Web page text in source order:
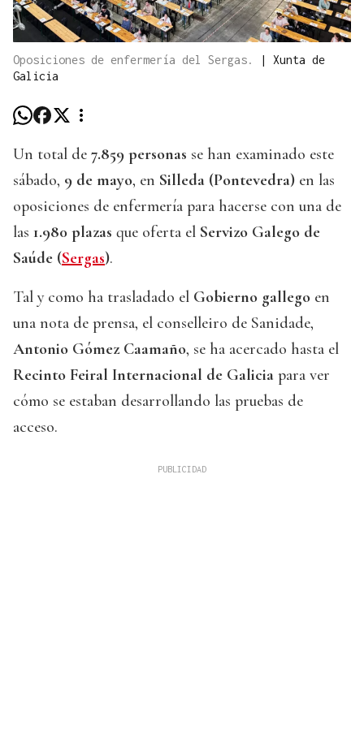
Oposiciones de enfermería del Sergas. | Xunta de
Galicia
Un total de 7.859 personas se han examinado este
sábado, 9 de mayo, en Silleda (Pontevedra) en las
oposiciones de enfermería para hacerse con una de
las 1.980 plazas que oferta el Servizo Galego de
Saúde (Sergas).
Tal y como ha trasladado el Gobierno gallego en
una nota de prensa, el conselleiro de Sanidade,
Antonio Gómez Caamaño, se ha acercado hasta el
Recinto Feiral Internacional de Galicia para ver
cómo se estaban desarrollando las pruebas de
acceso.